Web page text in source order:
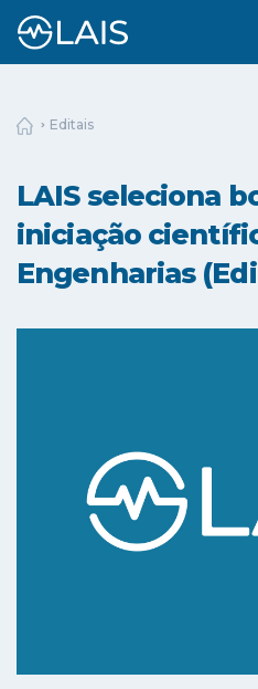
Editais
LAIS seleciona
iniciação
Engenharias